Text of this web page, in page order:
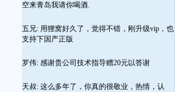
空来青岛我请你喝酒.
五兄: 用狸窝好久了，觉得不错，刚升级vip，也
支持下国产正版
罗伟: 感谢贵公司技术指导赠20元以答谢
天叔: 这么多年了，你真的很敬业，热情，认